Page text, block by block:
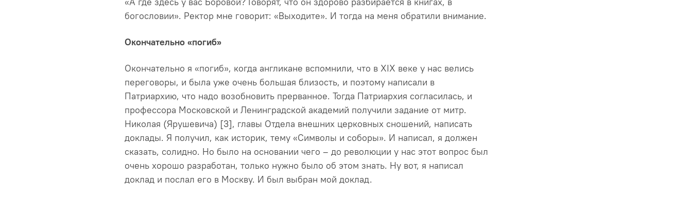
богословии». Ректор мне говорит: «Выходите». И тогда на меня обратили внимание.
Окончательно «погиб»
Окончательно я «погиб», когда англикане вспомнили, что в XIX веке у нас велись
переговоры, и была уже очень большая близость, и поэтому написали в
Патриархию, что надо возобновить прерванное. Тогда Патриархия согласилась, и
профессора Московской и Ленинградской академий получили задание от митр.
Николая (Ярушевича) [3], главы Отдела внешних церковных сношений, написать
доклады. Я получил, как историк, тему «Символы и соборы». И написал, я должен
сказать, солидно. Но было на основании чего – до революции у нас этот вопрос был
очень хорошо разработан, только нужно было об этом знать. Ну вот, я написал
доклад и послал его в Москву. И был выбран мой доклад.